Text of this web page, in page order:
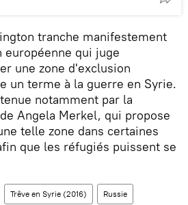
tranche manifestement
européenne qui juge
une zone d'exclusion
un terme à la guerre en Syrie.
notamment par la
Angela Merkel, qui propose
telle zone dans certaines
que les réfugiés puissent se
Trêve en Syrie (2016) Russie